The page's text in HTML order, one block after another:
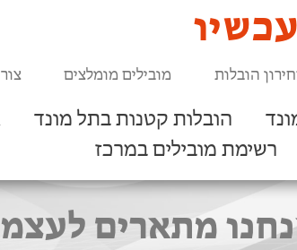
הובלות מובילים מומלצים
הובלות קטנות בתל מונד
רשימת מובילים במרכז
מתארים